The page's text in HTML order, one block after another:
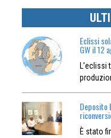
Eclissi
GW il 12
Deposito
È stato